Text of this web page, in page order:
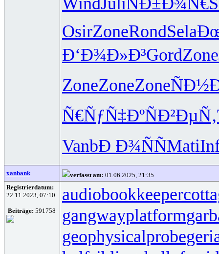
OsirZoneRondSela
Ð‘Ð¾Ð»Ð³GordZone
ZoneZoneZone
Ñ€ÑƒÑ‡ÐºÑÐ²ÐµÑ‚
VanbÐ Ð¾ÑÑMati
xanbank verfasst am: 01.06.2025, 21:35
Registrierdatum:
22.11.2023, 07:10
Beiträge: 591758
audiobookkeeper
gangwayplatform
geophysicalprobe